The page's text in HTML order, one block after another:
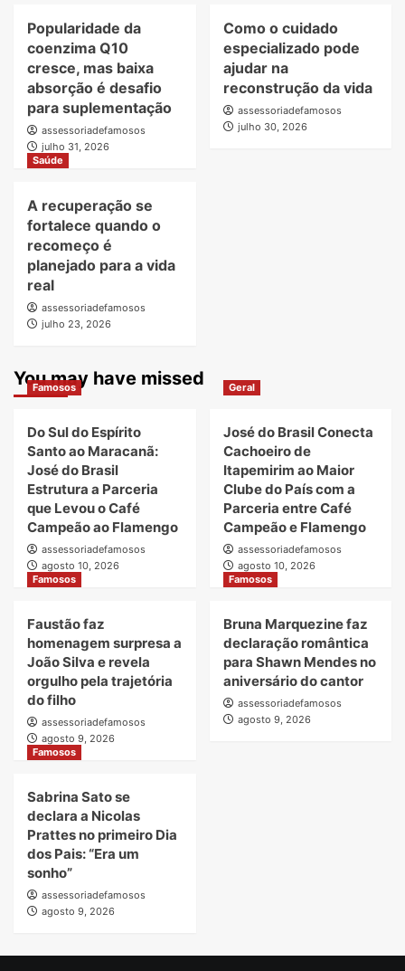
Popularidade da
coenzima Q10
cresce, mas baixa
absorção é desafio
para suplementação
assessoriadefamosos
julho 31, 2026
Como o cuidado
especializado pode
ajudar na
reconstrução da vida
assessoriadefamosos
julho 30, 2026
Saúde
A recuperação se
fortalece quando o
recomeço é
planejado para a vida
real
assessoriadefamosos
julho 23, 2026
You may have missed
Famosos
Do Sul do Espírito
Santo ao Maracanã:
José do Brasil
Estrutura a Parceria
que Levou o Café
Campeão ao Flamengo
assessoriadefamosos
agosto 10, 2026
Geral
José do Brasil Conecta
Cachoeiro de
Itapemirim ao Maior
Clube do País com a
Parceria entre Café
Campeão e Flamengo
assessoriadefamosos
agosto 10, 2026
Famosos
Faustão faz
homenagem surpresa a
João Silva e revela
orgulho pela trajetória
do filho
assessoriadefamosos
agosto 9, 2026
Famosos
Bruna Marquezine faz
declaração romântica
para Shawn Mendes no
aniversário do cantor
assessoriadefamosos
agosto 9, 2026
Famosos
Sabrina Sato se
declara a Nicolas
Prattes no primeiro Dia
dos Pais: “Era um
sonho”
assessoriadefamosos
agosto 9, 2026